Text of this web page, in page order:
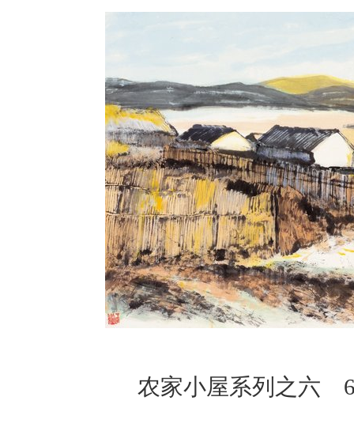
农家小屋系列之六